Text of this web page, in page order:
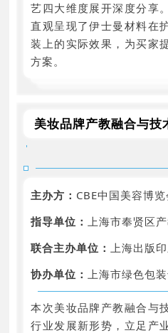
艺四大维度展开深度分享
直观呈现了伊士曼材料在
装上的实际效果，为买家
方案。
美妆品牌产教融合与技
主办方： CBE中国美容博览
指导单位：
上海市奉贤区
联合主办单位：
上海出版
协办单位：
上海市绿色包
本次美妆品牌产教融合与
行业发展新形势，立足产